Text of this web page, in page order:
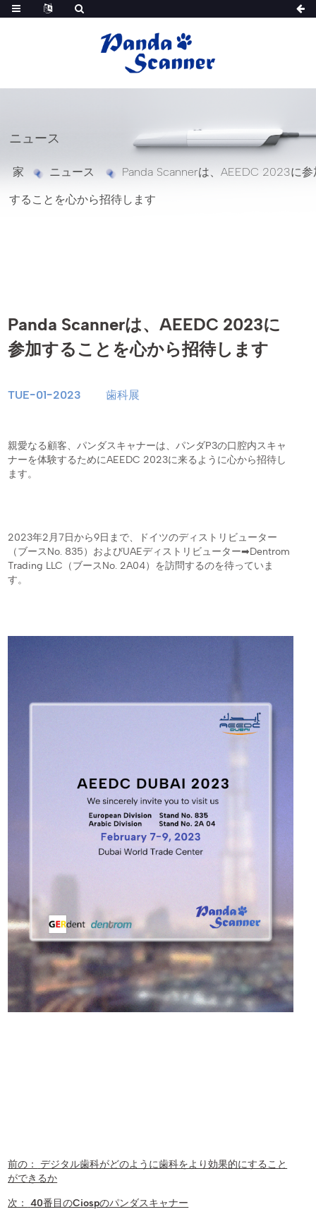
ニュース
家 ニュース Panda Scannerは、AEEDC 2023に参
することを心から招待します
Panda Scannerは、AEEDC 2023に
参加することを心から招待します
TUE-01-2023 歯科展
親愛なる顧客、パンダスキャナーは、パンダP3の口腔内スキャ
ナーを体験するためにAEEDC 2023に来るように心から招待し
ます。
2023年2月7日から9日まで、ドイツのディストリビューター
（ブースNo. 835）およびUAEディストリビューター➡Dentrom
Trading LLC（ブースNo. 2A04）を訪問するのを待っていま
す。
前の：
デジタル歯科がどのように歯科をより効果的にすること
ができるか
次： 40番目のCiospのパンダスキャナー